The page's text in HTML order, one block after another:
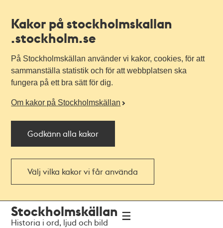
Kakor på stockholmskallan
.stockholm.se
På Stockholmskällan använder vi kakor, cookies, för att
sammanställa statistik och för att webbplatsen ska
fungera på ett bra sätt för dig.
Om kakor på Stockholmskällan
Godkänn alla kakor
Välj vilka kakor vi får använda
navigationen
huvudinnehållet
Stockholmskällan
Historia i ord, ljud och bild